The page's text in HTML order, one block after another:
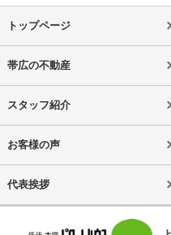
トップページ
帯広の不動産
スタッフ紹介
お客様の声
代表挨拶